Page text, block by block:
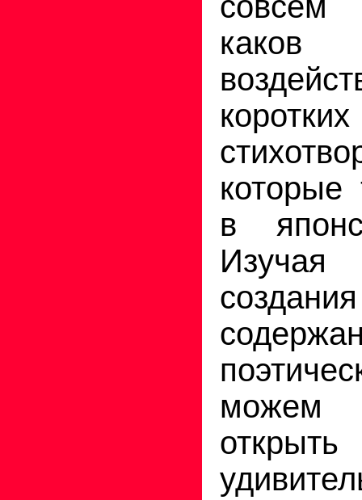
каков
коротких
которые
в
можем